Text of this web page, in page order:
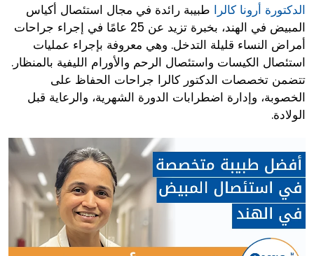
الدكتورة أرونا كالرا طبيبة رائدة في مجال استئصال أكياس
المبيض في الهند، بخبرة تزيد عن 25 عامًا في إجراء جراحات
أمراض النساء قليلة التدخل. وهي معروفة بإجراء عمليات
استئصال الكيسات واستئصال الرحم والأورام الليفية بالمنظار.
تتضمن تخصصات الدكتور كالرا جراحات الحفاظ على
الخصوبة، وإدارة اضطرابات الدورة الشهرية، والرعاية قبل
الولادة.